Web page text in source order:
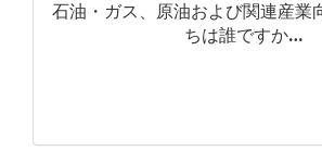
石油・ガス、原油および関連産業
ちは誰ですか…